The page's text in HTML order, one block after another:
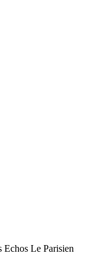
Le Parisien